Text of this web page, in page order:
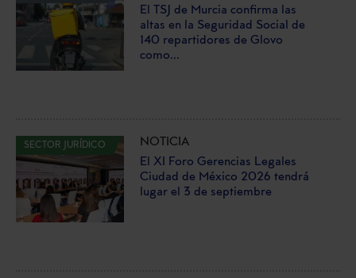
El TSJ de Murcia confirma las
altas en la Seguridad Social de
140 repartidores de Glovo
como...
SECTOR JURÍDICO
NOTICIA
El XI Foro Gerencias Legales
Ciudad de México 2026 tendrá
lugar el 3 de septiembre